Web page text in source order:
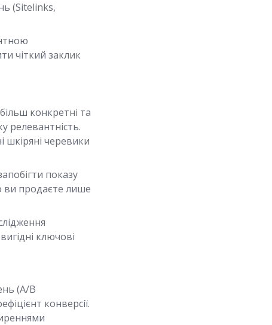
(Sitelinks,
чіткий заклик
конкретні та
релевантність.
шкіряні черевики
показу
продаєте лише
ключові
(A/B
конверсії.